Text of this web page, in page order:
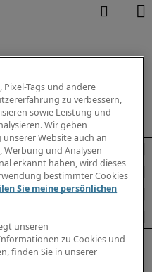
Pixel-Tags und andere
zu verbessern,
sowie Leistung und
Wir geben
Website auch an
Werbung und Analysen
erkannt haben, wird dieses
bestimmter Cookies
Sie meine persönlichen
unseren
zu Cookies und
finden Sie in unserer